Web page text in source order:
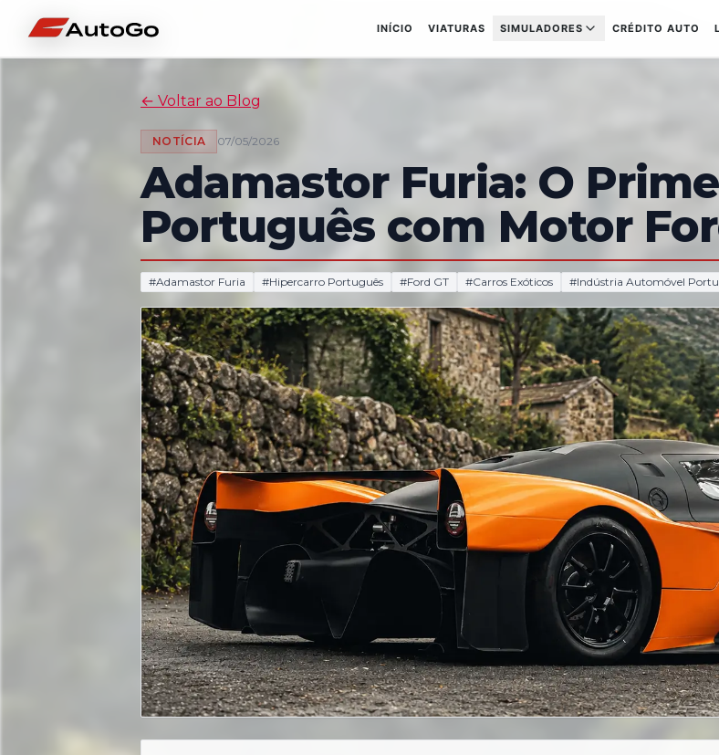
INÍCIO VIATURAS SIMULADORES CRÉDITO AUTO
← Voltar ao Blog
NOTÍCIA 07/05/2026
Adamastor Furia: O
Português com Motor
#Adamastor Furia #Hipercarro Português #Ford GT #Carros Exóticos #Indústria Automóvel